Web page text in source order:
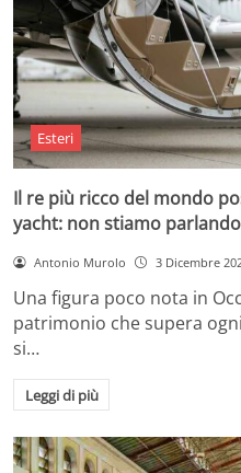
Esteri
Il re più ricco del mondo
yacht: non stiamo
Antonio Murolo 3 Dicembre
Una figura poco nota in
patrimonio che supera
si…
Leggi di più